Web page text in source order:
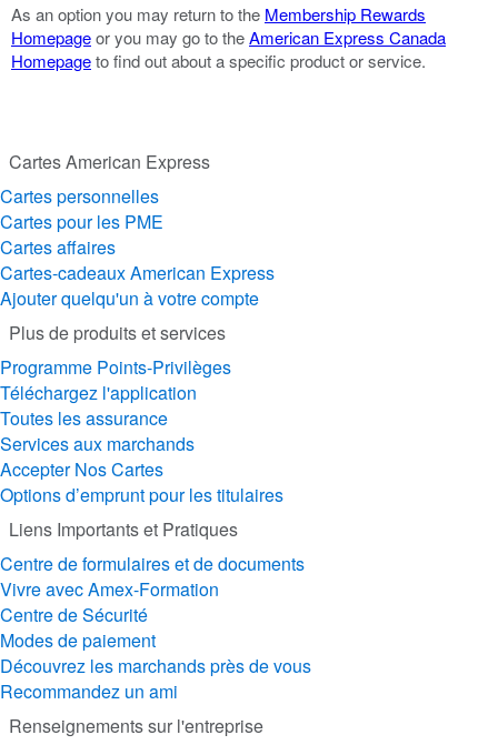
As an option you may return to the Membership Rewards
Homepageor you may go to theAmerican Express Canada
Homepageto find out about a specific product or service.
Cartes American Express
Cartes personnelles
Cartes pour les PME
Cartes affaires
Cartes-cadeaux American Express
Ajouter quelqu'un à votre compte
Plus de produits et services
Programme Points-Privilèges
Téléchargez l'application
Toutes les assurance
Services aux marchands
Accepter Nos Cartes
Options d’emprunt pour les titulaires
Liens Importants et Pratiques
Centre de formulaires et de documents
Vivre avec Amex-Formation
Centre de Sécurité
Modes de paiement
Découvrez les marchands près de vous
Recommandez un ami
Renseignements sur l'entreprise